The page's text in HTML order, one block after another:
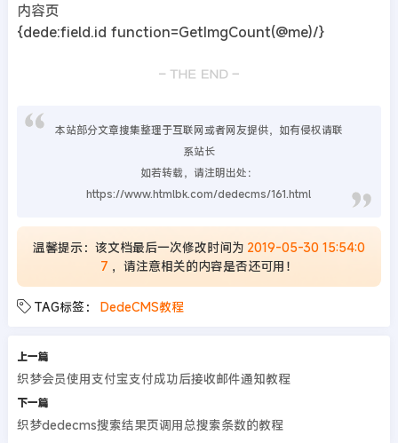
内容页
{dede:field.id function=GetImgCount(@me)/}
本站部分文章搜集整理于互联网或者网友提供，如有侵权请联
系站长
如若转载，请注明出处：
https://www.htmlbk.com/dedecms/161.html
温馨提示：该文档最后一次修改时间为 2019-05-30 15:54:0
7 ，请注意相关的内容是否还可用！
TAG标签： DedeCMS教程
上一篇
织梦会员使用支付宝支付成功后接收邮件通知教程
下一篇
织梦dedecms搜索结果页调用总搜索条数的教程